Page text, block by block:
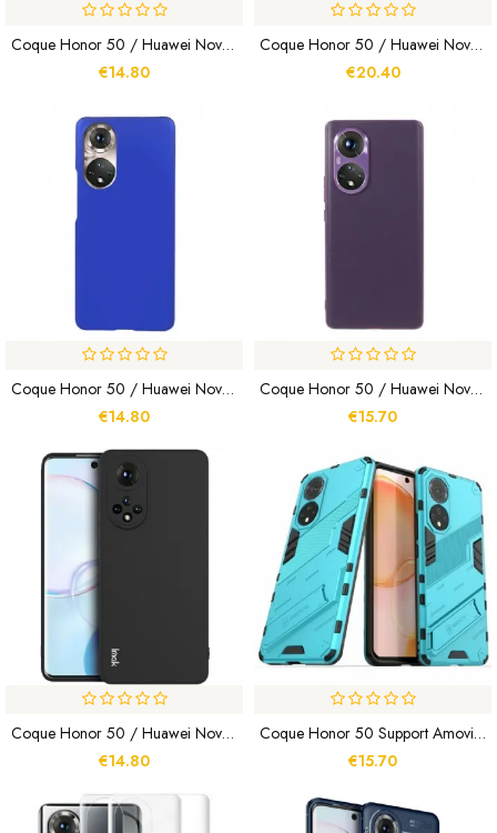
Coque Honor 50 / Huawei Nova 9 Bi-Texture Simili Cuir
€14.80
Coque Honor 50 / Huawei Nove 9 Rigide Givré Nillkin
€20.40
Coque Honor 50 / Huawei Nova 9 Rigide Classique
€14.80
Coque Honor 50 / Huawei Nova 9 Effet Cuir Prestige
€15.70
Coque Honor 50 / Huawei Nova 9 IMAK UC-4 Séries
€14.80
Coque Honor 50 Support Amovible Deux Positions Mains Libres
€15.70